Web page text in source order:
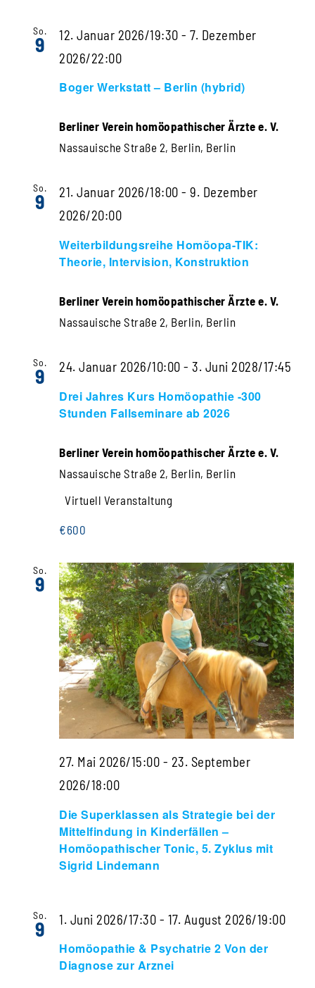
So.
9
Boger Werkstatt – Berlin (hybrid)
12. Januar 2026/19:30 - 7. Dezember
2026/22:00
Berliner Verein homöopathischer Ärzte e. V.
Nassauische Straße 2, Berlin, Berlin
So.
9
Weiterbildungsreihe Homöopa-TIK:
Theorie, Intervision, Konstruktion
21. Januar 2026/18:00 - 9. Dezember
2026/20:00
Berliner Verein homöopathischer Ärzte e. V.
Nassauische Straße 2, Berlin, Berlin
So.
9
Drei Jahres Kurs Homöopathie -300
Stunden Fallseminare ab 2026
24. Januar 2026/10:00 - 3. Juni 2028/17:45
Berliner Verein homöopathischer Ärzte e. V.
Nassauische Straße 2, Berlin, Berlin
Virtuell Veranstaltung
€600
So.
9
Die Superklassen als Strategie bei der
Mittelfindung in Kinderfällen –
Homöopathischer Tonic, 5. Zyklus mit
Sigrid Lindemann
27. Mai 2026/15:00 - 23. September
2026/18:00
Superklassen
als
Strategie
Mittelfindung
in
Kinderfällen
So.
9
Homöopathie & Psychatrie 2 Von der
Diagnose zur Arznei
1. Juni 2026/17:30 - 17. August 2026/19:00